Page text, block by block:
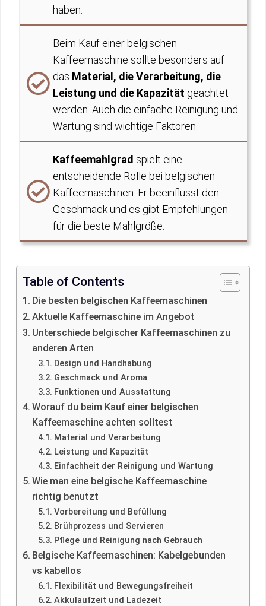
haben.
Beim Kauf einer belgischen
Kaffeemaschine sollte besonders auf
das Material, die Verarbeitung, die
Leistung und die Kapazität geachtet
werden. Auch die einfache Reinigung und
Wartung sind wichtige Faktoren.
Kaffeemahlgrad spielt eine
entscheidende Rolle bei belgischen
Kaffeemaschinen. Er beeinflusst den
Geschmack und es gibt Empfehlungen
für die beste Mahlgröße.
Table of Contents
Die besten belgischen Kaffeemaschinen
Aktuelle Kaffeemaschine im Angebot
Unterschiede belgischer Kaffeemaschinen zu
anderen Arten
Design und Handhabung
Geschmack und Aroma
Funktionen und Ausstattung
Worauf du beim Kauf einer belgischen
Kaffeemaschine achten solltest
Material und Verarbeitung
Leistung und Kapazität
Einfachheit der Reinigung und Wartung
Wie man eine belgische Kaffeemaschine
richtig benutzt
Vorbereitung und Befüllung
Brühprozess und Servieren
Pflege und Reinigung nach Gebrauch
Belgische Kaffeemaschinen: Kabelgebunden
vs kabellos
Flexibilität und Bewegungsfreiheit
Akkulaufzeit und Ladezeit